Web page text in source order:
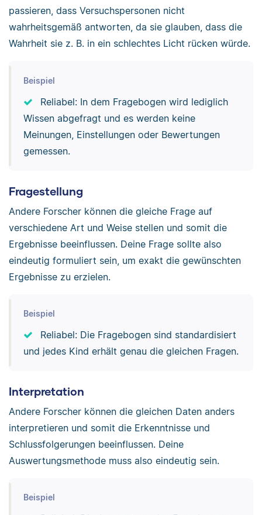
passieren, dass Versuchspersonen nicht
wahrheitsgemäß antworten, da sie glauben, dass die
Wahrheit sie z. B. in ein schlechtes Licht rücken würde.
Beispiel
Reliabel: In dem Fragebogen wird lediglich
Wissen abgefragt und es werden keine
Meinungen, Einstellungen oder Bewertungen
gemessen.
Fragestellung
Andere Forscher können die gleiche Frage auf
verschiedene Art und Weise stellen und somit die
Ergebnisse beeinflussen. Deine Frage sollte also
eindeutig formuliert sein, um exakt die gewünschten
Ergebnisse zu erzielen.
Beispiel
Reliabel: Die Fragebogen sind standardisiert
und jedes Kind erhält genau die gleichen Fragen.
Interpretation
Andere Forscher können die gleichen Daten anders
interpretieren und somit die Erkenntnisse und
Schlussfolgerungen beeinflussen. Deine
Auswertungsmethode muss also eindeutig sein.
Beispiel